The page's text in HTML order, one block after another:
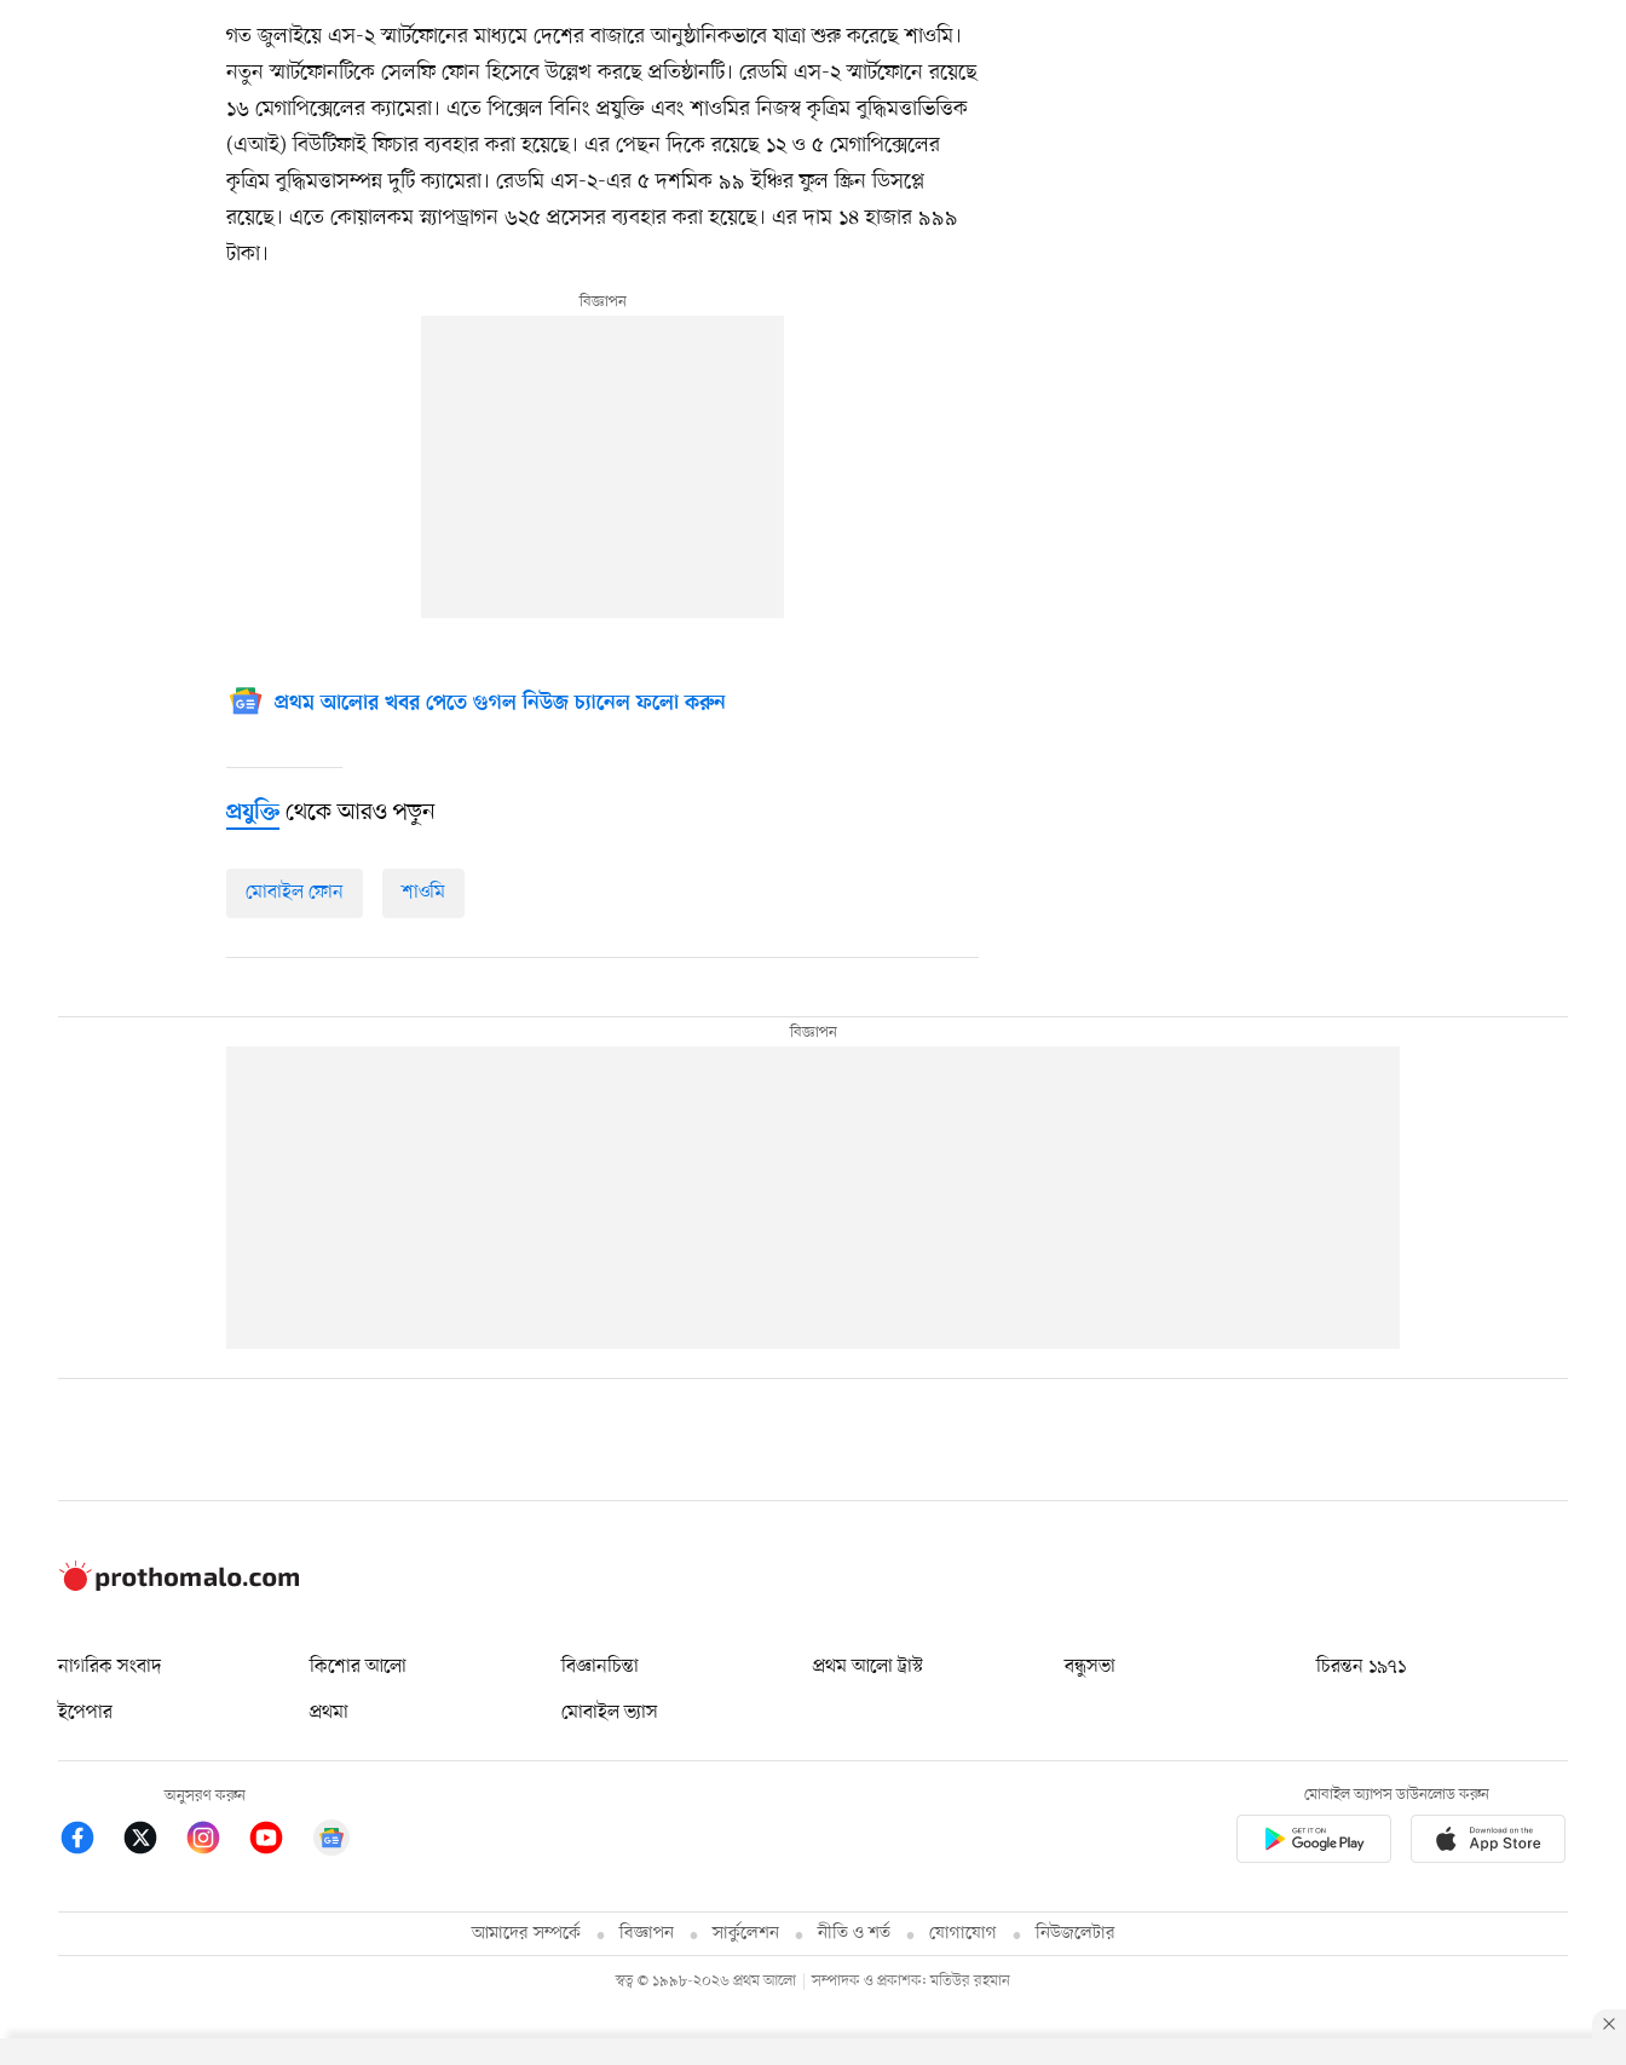
গত জুলাইয়ে এস-২ স্মার্টফোনের মাধ্যমে দেশের বাজারে আনুষ্ঠানিকভাবে যাত্রা শুরু করেছে শাওমি।
নতুন স্মার্টফোনটিকে সেলফি ফোন হিসেবে উল্লেখ করছে প্রতিষ্ঠানটি। রেডমি এস-২ স্মার্টফোনে রয়েছে
১৬ মেগাপিক্সেলের ক্যামেরা। এতে পিক্সেল বিনিং প্রযুক্তি এবং শাওমির নিজস্ব কৃত্রিম বুদ্ধিমত্তাভিত্তিক
(এআই) বিউটিফাই ফিচার ব্যবহার করা হয়েছে। এর পেছন দিকে রয়েছে ১২ ও ৫ মেগাপিক্সেলের
কৃত্রিম বুদ্ধিমত্তাসম্পন্ন দুটি ক্যামেরা। রেডমি এস-২-এর ৫ দশমিক ৯৯ ইঞ্চির ফুল স্ক্রিন ডিসপ্লে
রয়েছে। এতে কোয়ালকম স্ন্যাপড্রাগন ৬২৫ প্রসেসর ব্যবহার করা হয়েছে। এর দাম ১৪ হাজার ৯৯৯
টাকা।
প্রথম আলোর খবর পেতে গুগল নিউজ চ্যানেল ফলো করুন
প্রযুক্তি থেকে আরও পড়ুন
মোবাইল ফোন শাওমি
নাগরিক সংবাদ কিশোর আলো বিজ্ঞানচিন্তা প্রথম আলো ট্রাস্ট বন্ধুসভা
চিরন্তন ১৯৭১
ইপেপার
প্রথমা মোবাইল ভ্যাস
অনুসরণ করুন মোবাইল অ্যাপস ডাউনলোড করুন
আমাদের সম্পর্কে বিজ্ঞাপন সার্কুলেশন নীতি ও শর্ত যোগাযোগ নিউজলেটার
স্বত্ব © ১৯৯৮-২০২৬ প্রথম আলো সম্পাদক ও প্রকাশক: মতিউর রহমান